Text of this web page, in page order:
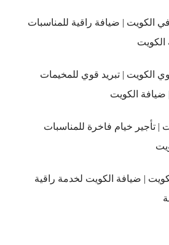
الكويت | ضيافة راقية للمناسبات
الكويت
الكويت | تبريد قوي للمخيمات
ضيافة الكويت
| تأجير خيام فاخرة للمناسبات
| ضيافة الكويت لخدمة راقية